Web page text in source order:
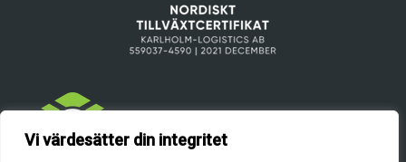
Vi värdesätter din integritet